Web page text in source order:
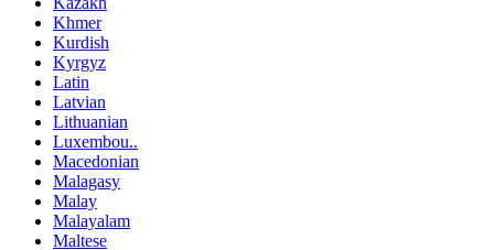
Khmer
Kurdish
Kyrgyz
Latin
Latvian
Lithuanian
Luxembou..
Macedonian
Malagasy
Malay
Malayalam
Maltese